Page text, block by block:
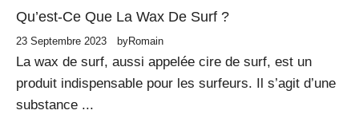
Qu’est-Ce Que La Wax De Surf ?
23 Septembre 2023 byRomain
La wax de surf, aussi appelée cire de surf, est un
produit indispensable pour les surfeurs. Il s’agit d’une
substance ...